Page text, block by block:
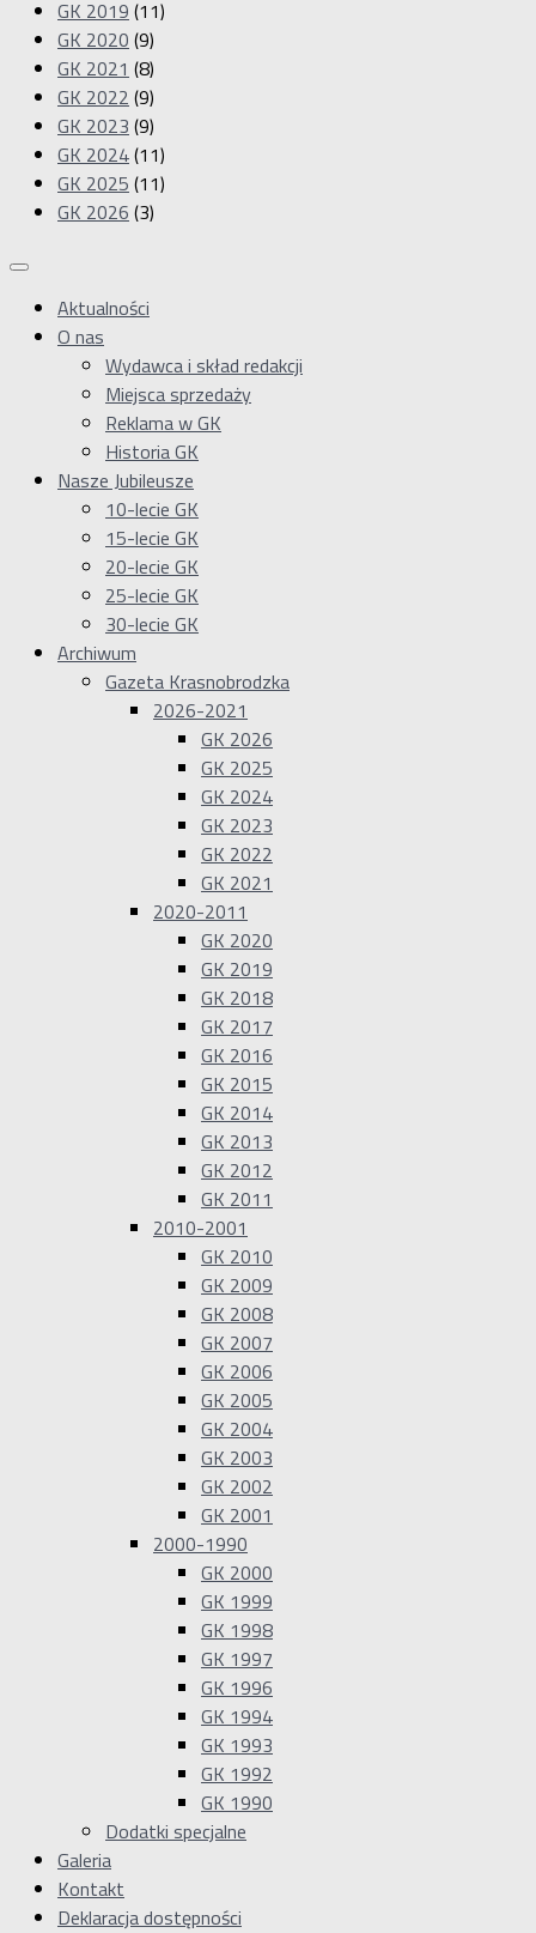
GK 2019 (11)
GK 2020 (9)
GK 2021 (8)
GK 2022 (9)
GK 2023 (9)
GK 2024(11)
GK 2025 (11)
GK 2026 (3)
Aktualności
O nas
Wydawca i skład redakcji
Miejsca sprzedaży
Reklama w GK
Historia GK
Nasze Jubileusze
10-lecie GK
15-lecie GK
20-lecie GK
25-lecie GK
30-lecie GK
Archiwum
Gazeta Krasnobrodzka
2026-2021
GK 2026
GK 2025
GK 2024
GK 2023
GK 2022
GK 2021
2020-2011
GK 2020
GK 2019
GK 2018
GK 2017
GK 2016
GK 2015
GK 2014
GK 2013
GK 2012
GK 2011
2010-2001
GK 2010
GK 2009
GK 2008
GK 2007
GK 2006
GK 2005
GK 2004
GK 2003
GK 2002
GK 2001
2000-1990
GK 2000
GK 1999
GK 1998
GK 1997
GK 1996
GK 1994
GK 1993
GK 1992
GK 1990
Dodatki specjalne
Galeria
Kontakt
Deklaracja dostępności